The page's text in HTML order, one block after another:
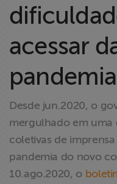
Documentários
dos
Homenageados
Notícias
Associe-se
Doe para
ABRAJI
acessar
pandemia
Desde jun.2020, o
mergulhado em uma
coletivas de
pandemia do novo
10.ago.2020, o